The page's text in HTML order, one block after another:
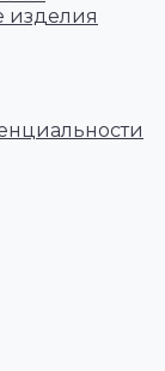
изделия